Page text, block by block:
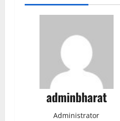
adminbharat
Administrator